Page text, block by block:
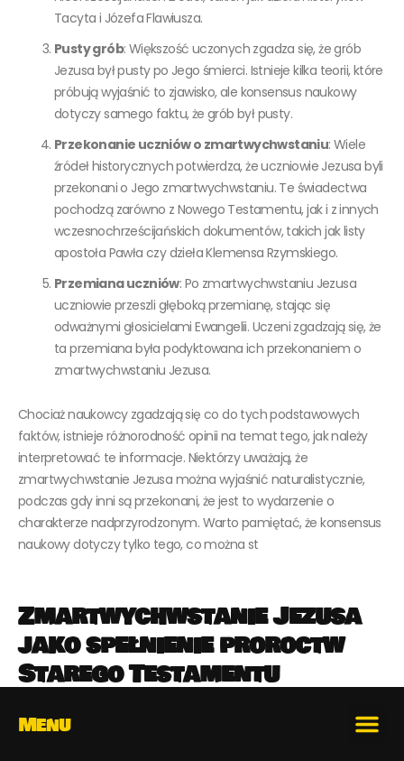
Tacyta i Józefa Flawiusza.
Pusty grób: Większość uczonych zgadza się, że grób
Jezusa był pusty po Jego śmierci. Istnieje kilka teorii, które
próbują wyjaśnić to zjawisko, ale konsensus naukowy
dotyczy samego faktu, że grób był pusty.
Przekonanie uczniów o zmartwychwstaniu: Wiele
źródeł historycznych potwierdza, że uczniowie Jezusa byli
przekonani o Jego zmartwychwstaniu. Te świadectwa
pochodzą zarówno z Nowego Testamentu, jak i z innych
wczesnochrześcijańskich dokumentów, takich jak listy
apostoła Pawła czy dzieła Klemensa Rzymskiego.
Przemiana uczniów: Po zmartwychwstaniu Jezusa
uczniowie przeszli głęboką przemianę, stając się
odważnymi głosicielami Ewangelii. Uczeni zgadzają się, że
ta przemiana była podyktowana ich przekonaniem o
zmartwychwstaniu Jezusa.
Chociaż naukowcy zgadzają się co do tych podstawowych
faktów, istnieje różnorodność opinii na temat tego, jak należy
interpretować te informacje. Niektórzy uważają, że
zmartwychwstanie Jezusa można wyjaśnić naturalistycznie,
podczas gdy inni są przekonani, że jest to wydarzenie o
charakterze nadprzyrodzonym. Warto pamiętać, że konsensus
naukowy dotyczy tylko tego, co można st
Zmartwychwstanie Jezusa
jako spełnienie proroctw
Starego Testamentu
Zmartwychwstanie Jezusa Chrystusa jest uważane przez
chrześcijan za spełnienie licznych proroctw zawartych w
Menu